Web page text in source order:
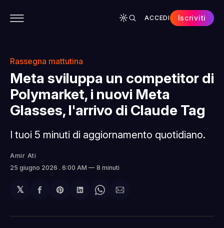
ACCEDI Iscriviti
Rassegna mattutina
Meta sviluppa un competitor di
Polymarket, i nuovi Meta
Glasses, l'arrivo di Claude Tag
I tuoi 5 minuti di aggiornamento quotidiano.
Amir Ati
25 giugno 2026 . 6:00 AM 8 minuti
𝕏
Condividi
Facebook
Share
Pinterest
Condividi
LinkedIn
Share
WhatsApp
Condividi
email